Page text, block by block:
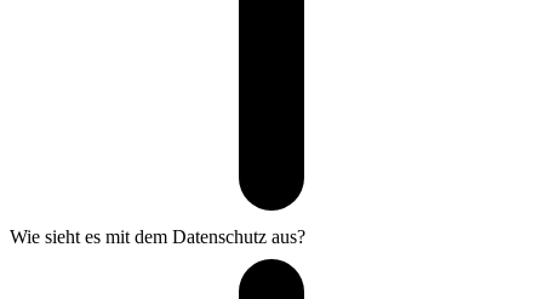
Wie sieht es mit dem Datenschutz aus?